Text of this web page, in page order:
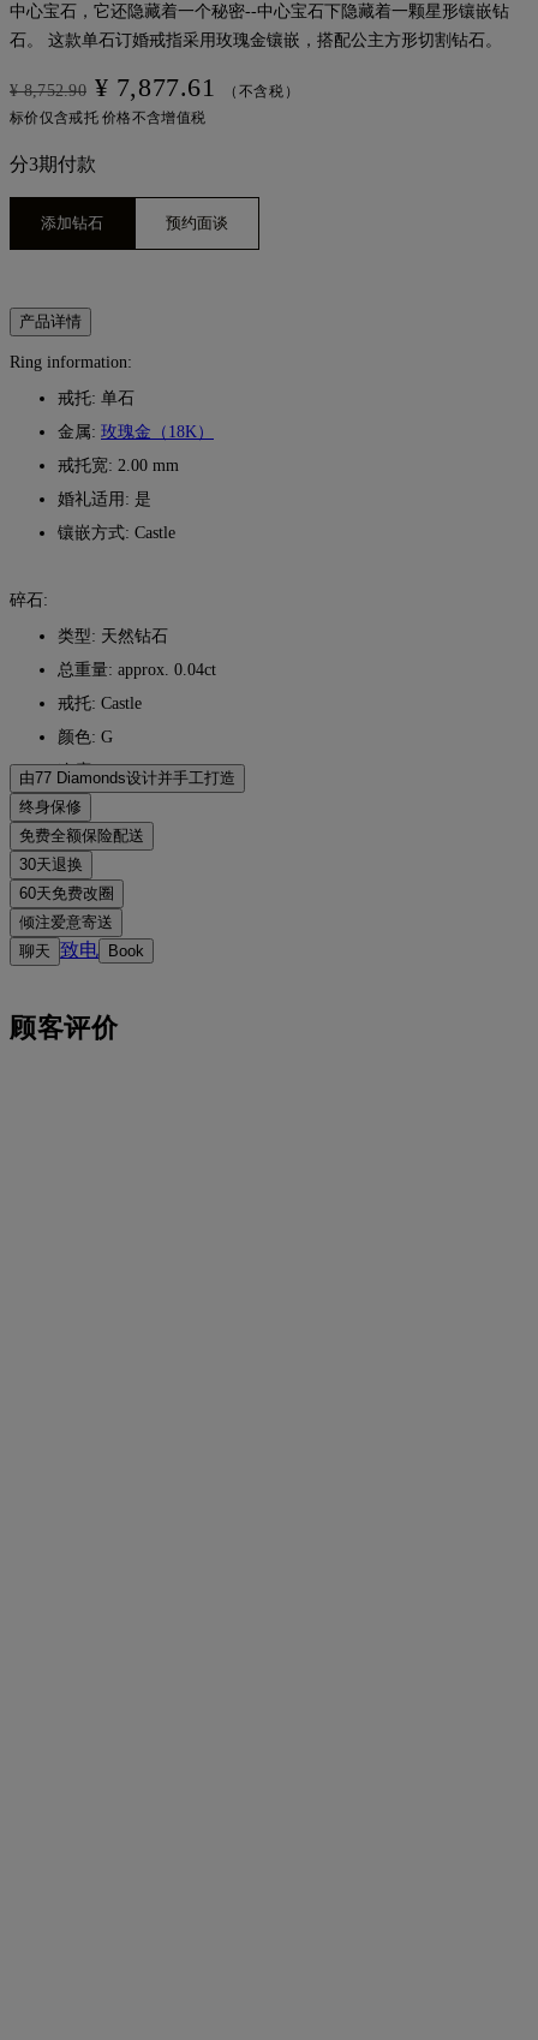
中心宝石，它还隐藏着一个秘密--中心宝石下隐藏着一颗星形镶嵌钻
石。 这款单石订婚戒指采用玫瑰金镶嵌，搭配公主方形切割钻石。
¥ 8,752.90 ¥ 7,877.61
（不含税）
标价仅含戒托 价格不含增值税
分3期付款
添加钻石 预约面谈
产品详情
Ring information:
戒托: 单石
金属: 玫瑰金（18K）
戒托宽: 2.00 mm
婚礼适用: 是
镶嵌方式: Castle
碎石:
类型: 天然钻石
总重量: approx. 0.04ct
戒托: Castle
颜色: G
净度: VS
由77 Diamonds设计并手工打造
匠心工艺，一件一作。由77 Diamonds大师级珠宝匠将您的想
法化为现实。
终身保修
在77 Diamonds的任何购买均享有终身制造保修。如出现制造
问题，相关维修将免费提供。详情请参阅我们的
免费全额保险配送
无论您住在哪里，所有邮费都是免费的。我们将通过联邦快递
（FedEx）或敦豪快递（DHL）的特快专递服务，无风险、全
保险地将您的商品直接送到您家门口。我们会为所有订单投
保，以避免在递送过程中出现任何问题。对于某些高价值物
品，我们会使用马尔卡-阿米特（Malca-Amit）或布林克斯
意，您可以在 30 天内退货或换货。
30天退换
如您不完全满意，可在30天内退换商品。详情请参阅我们的
款与条件。
60天免费改圈
为确保完美佩戴体验，77 Diamonds 提供交付后60天内的免费
改圈服务。详情请参阅我们的
倾注爱意寄送
我们用心打造每一件珠宝。您的手工珠宝将装入标志性的黄色
聊天 致电 Book
顾客评价